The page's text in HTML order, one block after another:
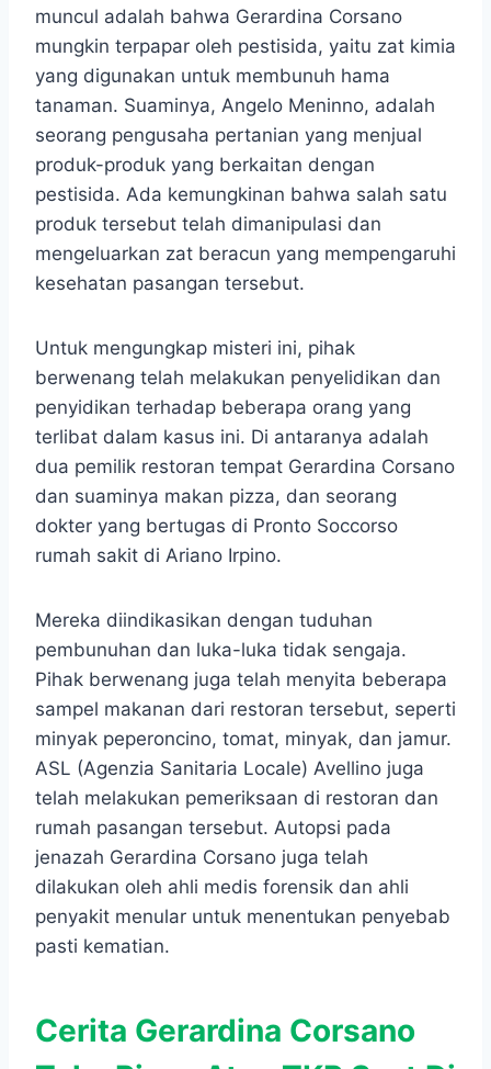
muncul adalah bahwa Gerardina Corsano
mungkin terpapar oleh pestisida, yaitu zat kimia
yang digunakan untuk membunuh hama
tanaman. Suaminya, Angelo Meninno, adalah
seorang pengusaha pertanian yang menjual
produk-produk yang berkaitan dengan
pestisida. Ada kemungkinan bahwa salah satu
produk tersebut telah dimanipulasi dan
mengeluarkan zat beracun yang mempengaruhi
kesehatan pasangan tersebut.
Untuk mengungkap misteri ini, pihak
berwenang telah melakukan penyelidikan dan
penyidikan terhadap beberapa orang yang
terlibat dalam kasus ini. Di antaranya adalah
dua pemilik restoran tempat Gerardina Corsano
dan suaminya makan pizza, dan seorang
dokter yang bertugas di Pronto Soccorso
rumah sakit di Ariano Irpino.
Mereka diindikasikan dengan tuduhan
pembunuhan dan luka-luka tidak sengaja.
Pihak berwenang juga telah menyita beberapa
sampel makanan dari restoran tersebut, seperti
minyak peperoncino, tomat, minyak, dan jamur.
ASL (Agenzia Sanitaria Locale) Avellino juga
telah melakukan pemeriksaan di restoran dan
rumah pasangan tersebut. Autopsi pada
jenazah Gerardina Corsano juga telah
dilakukan oleh ahli medis forensik dan ahli
penyakit menular untuk menentukan penyebab
pasti kematian.
Cerita Gerardina Corsano